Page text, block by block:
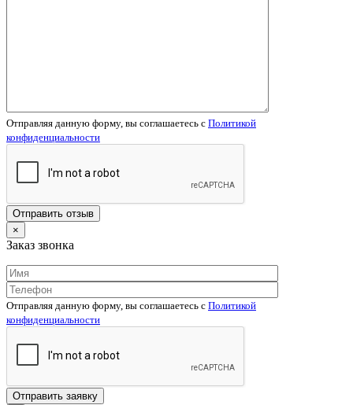
Отправляя данную форму, вы соглашаетесь c Политикой
конфиденциальности
×
Заказ звонка
Отправляя данную форму, вы соглашаетесь c Политикой
конфиденциальности